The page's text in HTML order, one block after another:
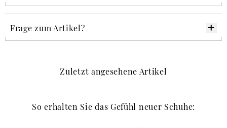
Frage zum Artikel?
Zuletzt angesehene Artikel
So erhalten Sie das Gefühl neuer Schuhe: